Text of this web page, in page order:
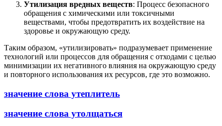
Утилизация вредных веществ: Процесс безопасного
обращения с химическими или токсичными
веществами, чтобы предотвратить их воздействие на
здоровье и окружающую среду.
Таким образом, «утилизировать» подразумевает применение
технологий или процессов для обращения с отходами с целью
минимизации их негативного влияния на окружающую среду
и повторного использования их ресурсов, где это возможно.
значение слова утеплитель
значение слова утолщаться